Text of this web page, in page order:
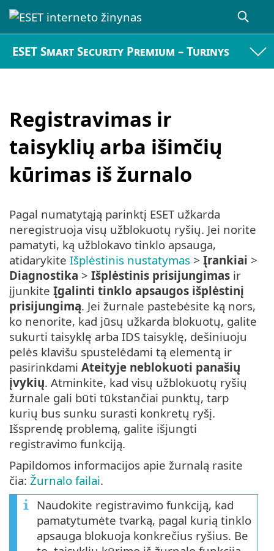
ESET Smart Security Premium – Turinys
Registravimas ir
taisyklių arba išimčių
kūrimas iš žurnalo
Pagal numatytąją parinktį ESET užkarda
neregistruoja visų užblokuotų ryšių. Jei norite
pamatyti, ką užblokavo tinklo apsauga,
atidarykite Išplėstinis nustatymas > Įrankiai >
Diagnostika > Išplėstinis prisijungimas ir
įjunkite Įgalinti tinklo apsaugos išplėstinį
prisijungimą. Jei žurnale pastebėsite ką nors,
ko nenorite, kad jūsų užkarda blokuotų, galite
sukurti taisyklę arba IDS taisyklę, dešiniuoju
pelės klavišu spustelėdami tą elementą ir
pasirinkdami Ateityje neblokuoti panašių
įvykių. Atminkite, kad visų užblokuotų ryšių
žurnale gali būti tūkstančiai punktų, tarp
kurių bus sunku surasti konkretų ryšį.
Išsprendę problemą, galite išjungti
registravimo funkciją.
Papildomos informacijos apie žurnalą rasite
čia: Žurnalo failai.
Naudokite registravimo funkciją, kad
pamatytumėte tvarką, pagal kurią tinklo
apsauga blokuoja konkrečius ryšius. Be